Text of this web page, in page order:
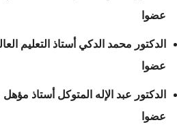
عضوا
الدكتور محمد الدكي أستاذ التعليم
عضوا
الدكتور عبد الإله المتوكل أستاذ
عضوا